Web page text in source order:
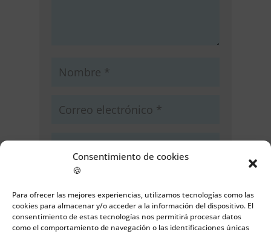
Consentimiento de cookies
🍪
Para ofrecer las mejores experiencias, utilizamos tecnologías como las
cookies para almacenar y/o acceder a la información del dispositivo. El
consentimiento de estas tecnologías nos permitirá procesar datos
como el comportamiento de navegación o las identificaciones únicas
Guarda mi nombre, correo
electrónico y web en este navegador
para la próxima vez que comente.